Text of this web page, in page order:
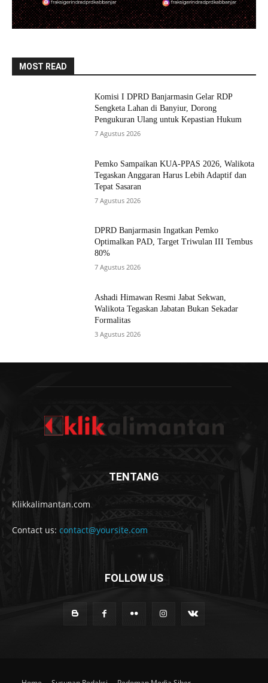
MOST READ
Komisi I DPRD Banjarmasin Gelar RDP
Sengketa Lahan di Banyiur, Dorong
Pengukuran Ulang untuk Kepastian Hukum
7 Agustus 2026
Pemko Sampaikan KUA-PPAS 2026, Walikota
Tegaskan Anggaran Harus Lebih Adaptif dan
Tepat Sasaran
7 Agustus 2026
DPRD Banjarmasin Ingatkan Pemko
Optimalkan PAD, Target Triwulan III Tembus
80%
7 Agustus 2026
Ashadi Himawan Resmi Jabat Sekwan,
Walikota Tegaskan Jabatan Bukan Sekadar
Formalitas
3 Agustus 2026
TENTANG
Klikkalimantan.com
Contact us: contact@yoursite.com
FOLLOW US